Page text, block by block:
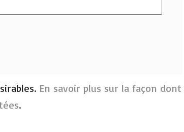
En savoir plus sur la façon dont
.